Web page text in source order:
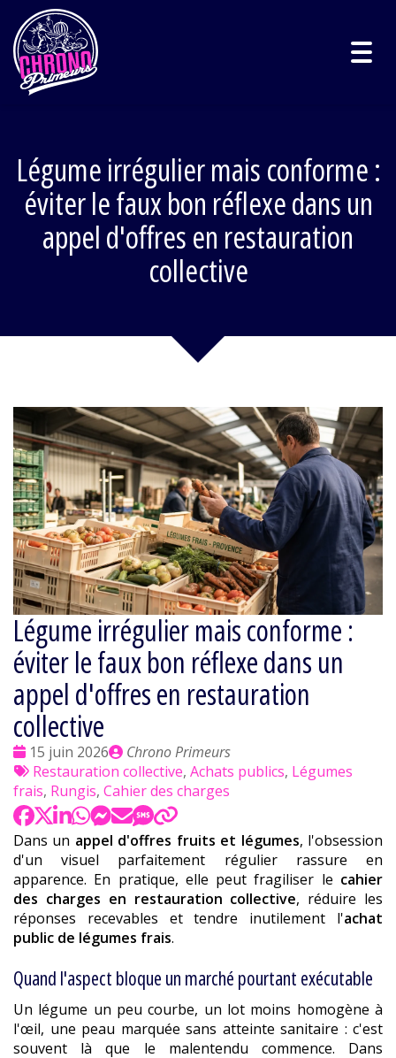
Légume irrégulier mais conforme :
éviter le faux bon réflexe dans un
appel d'offres en restauration
collective
Légume irrégulier mais conforme :
éviter le faux bon réflexe dans un
appel d'offres en restauration
collective
Date
:
15 juin 2026
Publié
par
Chrono Primeurs
Tags
:
Restauration collective, Achats publics, Légumes
frais, Rungis, Cahier des charges
Dans un appel d'offres fruits et légumes, l'obsession
d'un visuel parfaitement régulier rassure en
apparence. En pratique, elle peut fragiliser le cahier
des charges en restauration collective, réduire les
réponses recevables et tendre inutilement l'achat
public de légumes frais.
Quand l'aspect bloque un marché pourtant exécutable
Un légume un peu courbe, un lot moins homogène à
l'œil, une peau marquée sans atteinte sanitaire : c'est
souvent là que le malentendu commence. Dans